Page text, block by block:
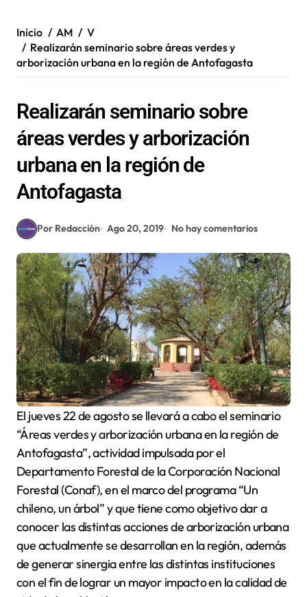
Inicio AM
V
Realizarán seminario sobre áreas verdes y
arborización urbana en la región de Antofagasta
Realizarán seminario sobre
áreas verdes y arborización
urbana en la región de
Antofagasta
Por Redacción Ago 20, 2019 No hay comentarios
El jueves 22 de agosto se llevará a cabo el seminario
“Áreas verdes y arborización urbana en la región de
Antofagasta”, actividad impulsada por el
Departamento Forestal de la Corporación Nacional
Forestal (Conaf), en el marco del programa “Un
chileno, un árbol” y que tiene como objetivo dar a
conocer las distintas acciones de arborización urbana
que actualmente se desarrollan en la región, además
de generar sinergia entre las distintas instituciones
con el fin de lograr un mayor impacto en la calidad de